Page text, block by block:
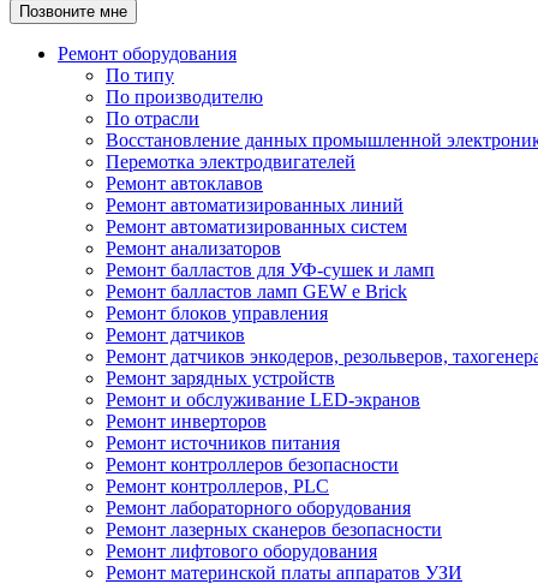
Позвоните мне
Ремонт оборудования
По типу
По производителю
По отрасли
Восстановление данных промышленной
Перемотка электродвигателей
Ремонт автоклавов
Ремонт автоматизированных линий
Ремонт автоматизированных систем
Ремонт анализаторов
Ремонт балластов для УФ-сушек и ламп
Ремонт балластов ламп GEW e Brick
Ремонт блоков управления
Ремонт датчиков
Ремонт датчиков энкодеров, резольверов,
Ремонт зарядных устройств
Ремонт и обслуживание LED-экранов
Ремонт инверторов
Ремонт источников питания
Ремонт контроллеров безопасности
Ремонт контроллеров, PLC
Ремонт лабораторного оборудования
Ремонт лазерных сканеров безопасности
Ремонт лифтового оборудования
Ремонт материнской платы аппаратов УЗИ